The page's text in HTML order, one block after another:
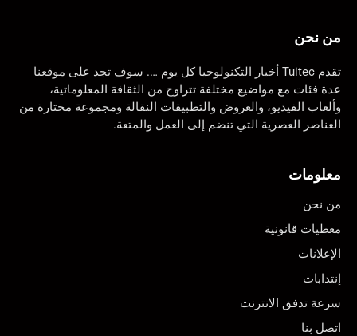
من نحن
تقدم Tuitec أخبار التكنولوجيا كل يوم …. سوف تجد على موقعنا
عدة فئات مع مواضيع مختلفة تتراوح من الثقافة المعلوماتية،
وألعاب الفيديو، والعروض والتطبيقات النقالة ومجموعة مختارة من
العناصر العصرية التي تنضم إلى العمل والمتعة.
معلومات
من نحن
معطيات قانونية
الإعلانات
إنتدابات
سرعة تدفق الانترنت
اتصل بنا